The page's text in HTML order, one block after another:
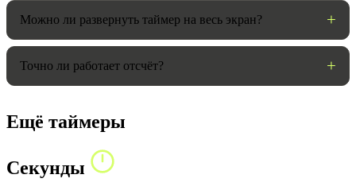
Можно ли развернуть таймер на весь экран?
Точно ли работает отсчёт?
Ещё таймеры
Секунды